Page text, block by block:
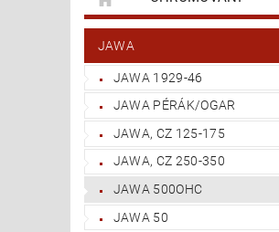
BANKOVNÍ SPOJENÍ
JAWA
JAWA 1929-46
JAWA PÉRÁK/OGAR
JAWA, CZ 125-175
JAWA, CZ 250-350
JAWA 500OHC
JAWA 50